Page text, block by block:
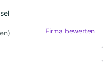
Firma bewerten